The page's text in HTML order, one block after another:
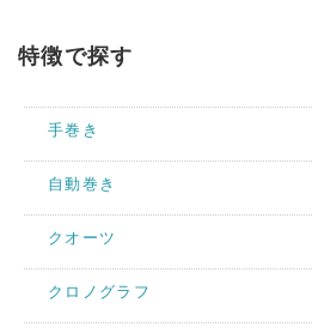
特徴で探す
手巻き
自動巻き
クオーツ
クロノグラフ